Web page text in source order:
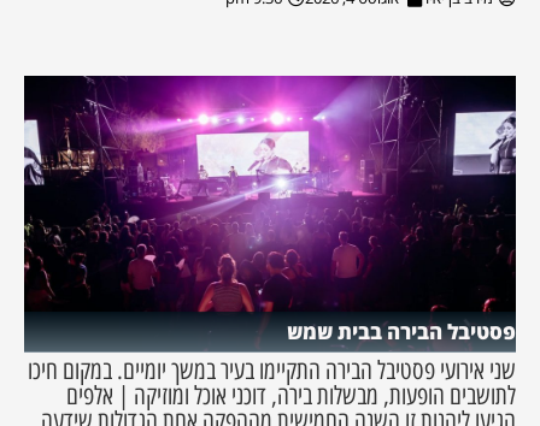
פסטיבל הבירה בבית שמש
שני אירועי פסטיבל הבירה התקיימו בעיר במשך יומיים. במקום חיכו
לתושבים הופעות, מבשלות בירה, דוכני אוכל ומוזיקה | אלפים